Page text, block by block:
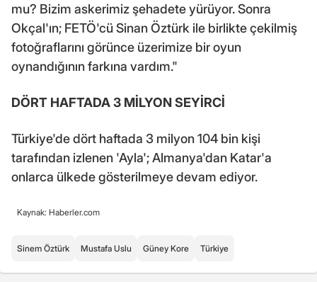
mu? Bizim askerimiz şehadete yürüyor. Sonra
Okçal'ın; FETÖ'cü Sinan Öztürk ile birlikte çekilmiş
fotoğraflarını görünce üzerimize bir oyun
oynandığının farkına vardım."
DÖRT HAFTADA 3 MİLYON SEYİRCİ
Türkiye'de dört haftada 3 milyon 104 bin kişi
tarafından izlenen 'Ayla'; Almanya'dan Katar'a
onlarca ülkede gösterilmeye devam ediyor.
Kaynak: Haberler.com
Sinem Öztürk Mustafa Uslu Güney Kore Türkiye